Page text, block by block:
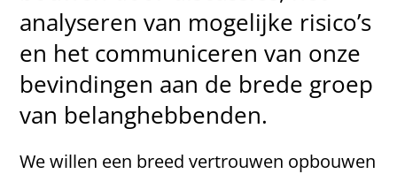
analyseren van mogelijke risico’s
en het communiceren van onze
bevindingen aan de brede groep
van belanghebbenden.
We willen een breed vertrouwen opbouwen